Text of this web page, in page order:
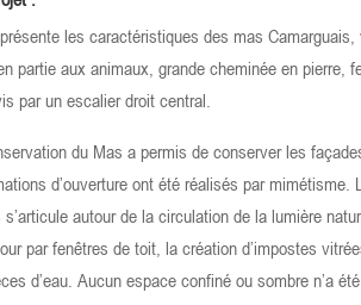
les caractéristiques des mas
partie aux animaux, grande cheminée en pierre,
par un escalier droit central.
du Mas a permis de conserver les
d’ouverture ont été réalisés par mimétisme.
autour de la circulation de la lumière
par fenêtres de toit, la création d’impostes
d’eau. Aucun espace confiné ou sombre n’a